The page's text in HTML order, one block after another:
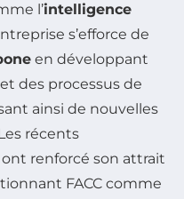
l’intelligence
s’efforce de
en développant
des processus de
ainsi de nouvelles
récents
renforcé son attrait
FACC comme